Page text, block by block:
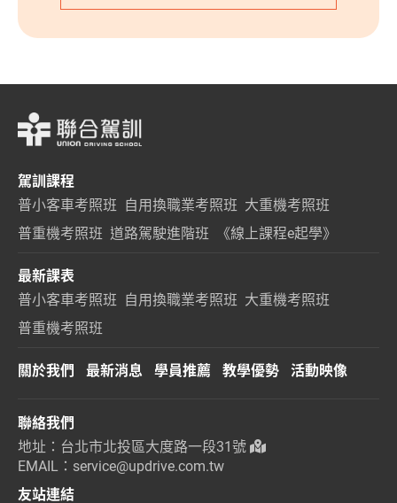
駕訓課程
普小客車考照班 自用換職業考照班 大重機考照班
普重機考照班 道路駕駛進階班 《線上課程e起學》
最新課表
普小客車考照班 自用換職業考照班 大重機考照班
普重機考照班
關於我們 最新消息 學員推薦 教學優勢 活動映像
聯絡我們
地址：台北市北投區大度路一段31號
EMAIL：service@updrive.com.tw
友站連結